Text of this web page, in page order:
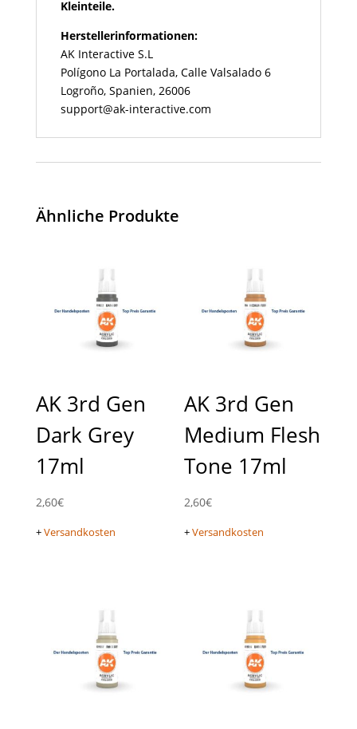
Kleinteile.
Herstellerinformationen:
AK Interactive S.L
Polígono La Portalada, Calle Valsalado 6
Logroño, Spanien, 26006
support@ak-interactive.com
Ähnliche Produkte
AK 3rd Gen
Dark Grey
17ml
2,60€
+Versandkosten
AK 3rd Gen
Medium Flesh
Tone 17ml
2,60€
+Versandkosten